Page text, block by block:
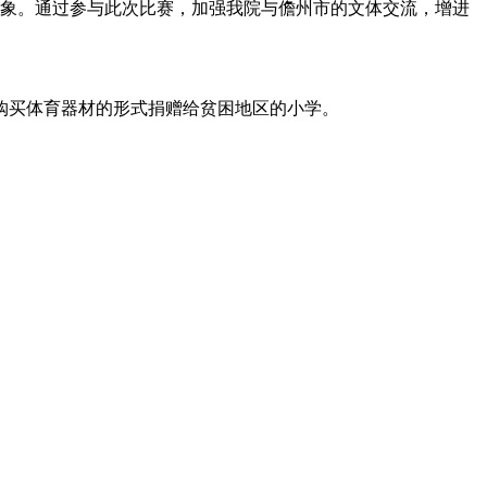
通过参与此次比赛，加强我院与儋州市的文体交流，增进
体育器材的形式捐赠给贫困地区的小学。